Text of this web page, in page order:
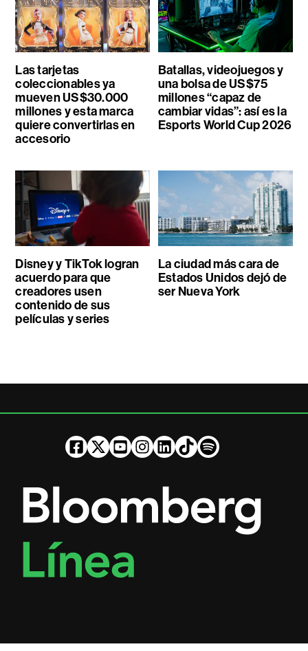
Las tarjetas
coleccionables ya
mueven US$30.000
millones y esta marca
quiere convertirlas en
accesorio
Batallas, videojuegos y
una bolsa de US$75
millones “capaz de
cambiar vidas”: así es la
Esports World Cup 2026
Disney y TikTok logran
acuerdo para que
creadores usen
contenido de sus
películas y series
La ciudad más cara de
Estados Unidos dejó de
ser Nueva York